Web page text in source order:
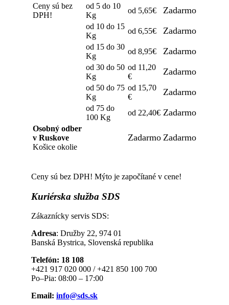
Ceny sú bez
DPH!
od 5 do 10
Kg
od 5,65€ Zadarmo
od 10 do 15
Kg
od 6,55€ Zadarmo
od 15 do 30
Kg
od 8,95€ Zadarmo
od 30 do 50
Kg
od 11,20
€
Zadarmo
od 50 do 75
Kg
od 15,70
€
Zadarmo
od 75 do
100 Kg
od 22,40€ Zadarmo
Osobný odber
v Ruskove
Košice okolie
Zadarmo Zadarmo
Ceny sú bez DPH! Mýto je započítané v cene!
Kuriérska služba SDS
Zákaznícky servis SDS:
Adresa: Družby 22, 974 01
Banská Bystrica, Slovenská republika
Telefón: 18 108
+421 917 020 000 / +421 850 100 700
Po–Pia: 08:00 – 17:00
Email: info@sds.sk